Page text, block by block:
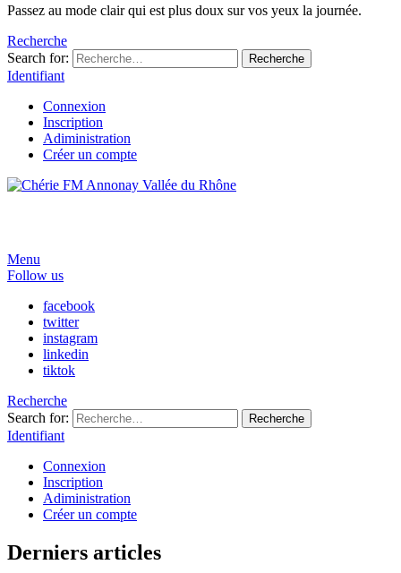
Passez au mode clair qui est plus doux sur vos yeux la journée.
Recherche
Search for:
Recherche
Identifiant
Connexion
Inscription
Adiministration
Créer un compte
Menu
Follow us
facebook
twitter
instagram
linkedin
tiktok
Recherche
Search for:
Recherche
Identifiant
Connexion
Inscription
Adiministration
Créer un compte
Derniers articles